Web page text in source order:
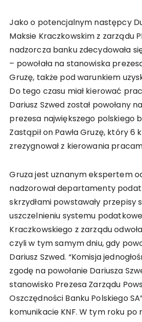
Jako o potencjalnym następcy
Maksie Kraczkowskim z zarządu
nadzorcza banku zdecydowała
– powołała na stanowiska
Gruzę, także pod warunkiem
Do tego czasu miał kierować
Dariusz Szwed został powołany
prezesa największego polskiego
Zastąpił on Pawła Gruzę, który 6
zrezygnował z kierowania
Gruza jest uznanym ekspertem
nadzorował departamenty
skrzydłami powstawały przepisy
uszczelnieniu systemu
Kraczkowskiego z zarządu
czyli w tym samym dniu, gdy
Dariusz Szwed. “Komisja
zgodę na powołanie Dariusza
stanowisko Prezesa Zarządu
Oszczędności Banku Polskiego
komunikacie KNF. W tym roku po